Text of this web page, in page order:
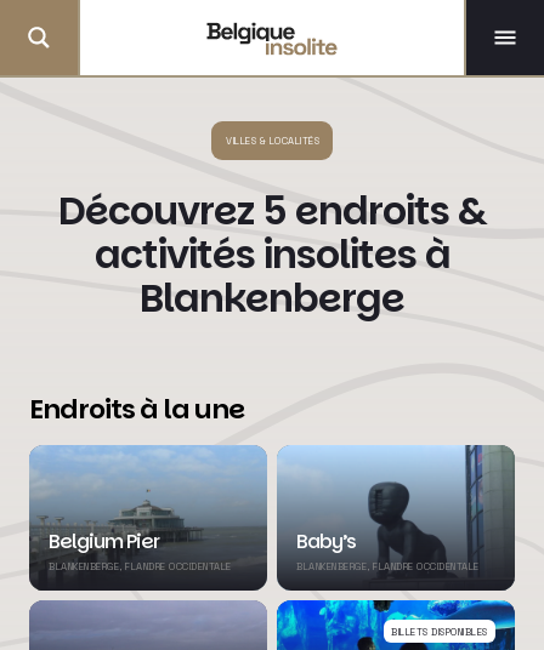
VILLES & LOCALITÉS
Découvrez 5 endroits &
activités insolites à
Blankenberge
Endroits à la une
Belgium Pier
BLANKENBERGE, FLANDRE OCCIDENTALE
Baby’s
BLANKENBERGE, FLANDRE OCCIDENTALE
BILLETS DISPONIBLES